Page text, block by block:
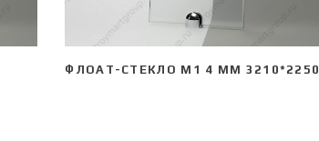
ФЛОАТ-СТЕКЛО М1 4 ММ 3210*2250